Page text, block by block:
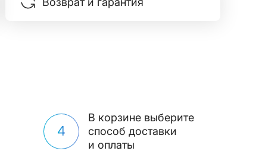
4
В корзине выберите
способ доставки
и оплаты